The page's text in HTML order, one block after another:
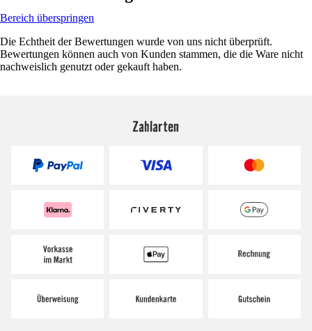
Bereich überspringen
Die Echtheit der Bewertungen wurde von uns nicht überprüft.
Bewertungen können auch von Kunden stammen, die die Ware nicht
nachweislich genutzt oder gekauft haben.
Zahlarten